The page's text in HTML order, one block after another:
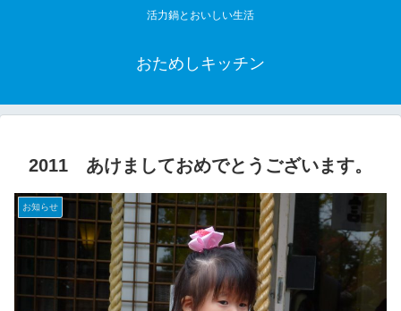
活力鍋とおいしい生活
おためしキッチン
2011 あけましておめでとうございます。
お知らせ